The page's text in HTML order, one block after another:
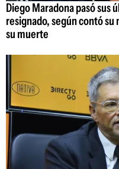
Diego Maradona pasó sus
resignado, según contó
su muerte